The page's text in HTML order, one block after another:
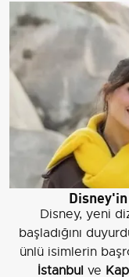
Disney, yeni
başladığını
ünlü isimlerin
İstanbul ve